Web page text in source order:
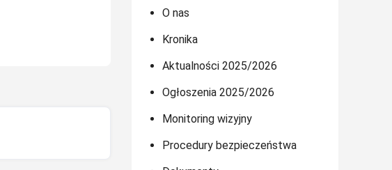
O nas
Kronika
Aktualności 2025/2026
Ogłoszenia 2025/2026
Monitoring wizyjny
Procedury bezpieczeństwa